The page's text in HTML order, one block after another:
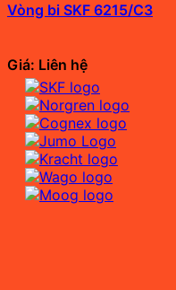
Vòng bi SKF 6215/C3
Giá: Liên hệ